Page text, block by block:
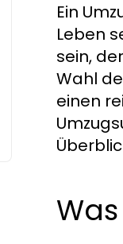
Ein
Leben
sein,
Wahl
einen